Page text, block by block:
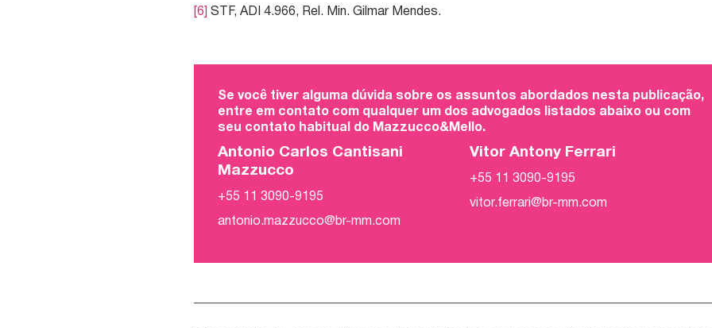
[6] STF, ADI 4.966, Rel. Min. Gilmar Mendes.
Se você tiver alguma dúvida sobre os assuntos abordados nesta publicação,
entre em contato com qualquer um dos advogados listados abaixo ou com
seu contato habitual do Mazzucco&Mello.
Antonio Carlos Cantisani
Mazzucco
+55 11 3090-9195
antonio.mazzucco@br-mm.com
Vitor Antony Ferrari
+55 11 3090-9195
vitor.ferrari@br-mm.com